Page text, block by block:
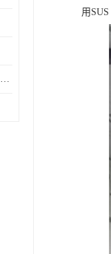
阿坝菌类烘干机 绵阳羊肚菌烘干机安装 安装造价
用